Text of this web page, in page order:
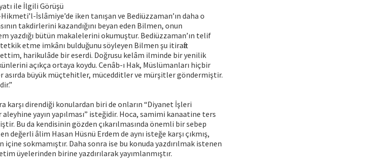
ile İlgili Görüşü
İslâmiye’de iken tanışan ve Bediüzzaman’ın daha o
takdirlerini kazandığını beyan eden Bilmen, onun
yazdığı bütün makalelerini okumuştur. Bediüzzaman’ın telif
etme imkânı bulduğunu söyleyen Bilmen şu itirafta
harikulâde bir eserdi. Doğrusu kelâm ilminde bir yenilik
açıkça ortaya koydu. Cenâb-ı Hak, Müslümanları hiçbir
asırda büyük müçtehitler, mücedditler ve mürşitler göndermiştir.
karşı direndiği konulardan biri de onların “Diyanet İşleri
aleyhine yayın yapılması” isteğidir. Hoca, samimi kanaatine ters
Bu da kendisinin gözden çıkarılmasında önemli bir sebep
âlim Hasan Hüsnü Erdem de aynı isteğe karşı çıkmış,
sokmamıştır. Daha sonra ise bu konuda yazdırılmak istenen
üyelerinden birine yazdırılarak yayımlanmıştır.